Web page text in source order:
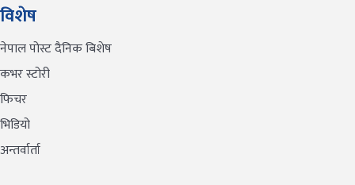
विशेष
नेपाल पोस्ट दैनिक बिशेष
कभर स्टोरी
फिचर
भिडियो
अन्तर्वार्ता